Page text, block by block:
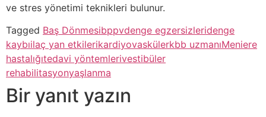
ve stres yönetimi teknikleri bulunur.
Tagged Baş Dönmesibppvdenge egzersizleridenge
kaybıilaç yan etkilerikardiyovaskülerkbb uzmanıMeniere
hastalığıtedavi yöntemlerivestibüler
rehabilitasyonyaşlanma
Bir yanıt yazın